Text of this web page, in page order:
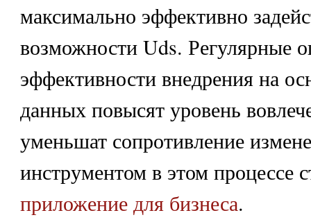
максимально эффективно
возможности Uds. Регулярные
эффективности внедрения на
данных повысят уровень
уменьшат сопротивление
инструментом в этом процессе
приложение для бизнеса.